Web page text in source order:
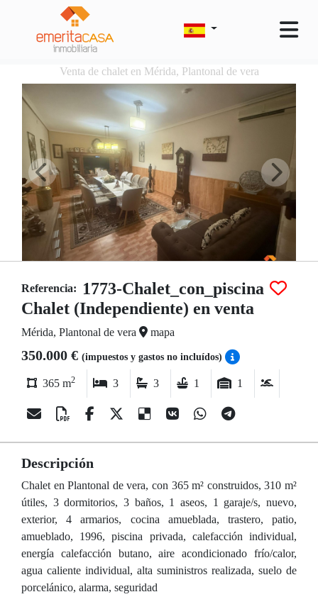
Venta de chalet en Mérida, Plantonal de vera
Referencia:
1773-Chalet_con_piscina
Chalet (Independiente) en venta
Mérida, Plantonal de vera mapa
350.000 € (impuestos y gastos no incluídos)
365 m2 3 3 1 1
Descripción
Chalet en Plantonal de vera, con 365 m² construidos, 310 m²
útiles, 3 dormitorios, 3 baños, 1 aseos, 1 garaje/s, nuevo,
exterior, 4 armarios, cocina amueblada, trastero, patio,
amueblado, 1996, piscina privada, calefacción individual,
energía calefacción butano, aire acondicionado frío/calor,
agua caliente individual, alta suministros realizada, suelo de
porcelánico, alarma, seguridad